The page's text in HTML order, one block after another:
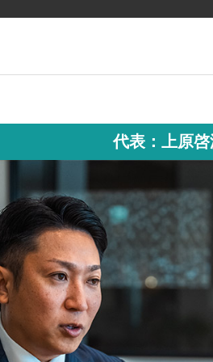
代表：上原啓